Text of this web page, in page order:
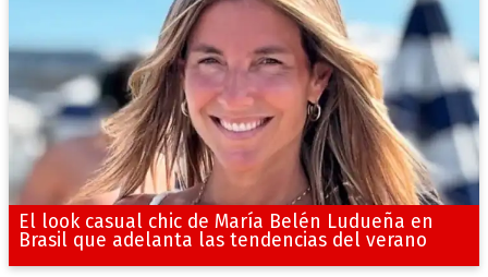
El look casual chic de María Belén Ludueña en
Brasil que adelanta las tendencias del verano